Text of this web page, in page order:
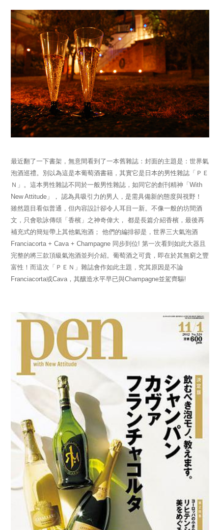
最近翻了一下書架，無意間看到了一本舊雜誌：封面的主題是：世界氣
泡酒巡禮。別以為這是本葡萄酒書籍，其實它是日本的男性雜誌「ＰＥ
Ｎ」。這本男性雜誌不同於一般男性雜誌，如同它的創刊精神「With
New Attitude」， 認為具吸引力的男人，是需具備新的態度與視野！
雖然題目看似普通，但內容設計卻令人耳目一新。不像一般的坊間酒
文，只會歌詠傳頌「香檳」之神奇偉大， 都是長篇介紹香檳，最後再
補充式的簡短帶上其他氣泡酒； 他們的編排卻是，世界三大氣泡酒
Franciacorta + Cava + Champagne 同步到位! 第一次看到如此大器且
完整的將三款頂級氣泡酒並列介紹。葡萄酒之可貴，即在於其無窮之豐
富性！而這次「ＰＥＮ」雜誌會作如此主題，究其原因是不論
Franciacorta或Cava，其釀造水平早已與Champagne並駕齊驅!